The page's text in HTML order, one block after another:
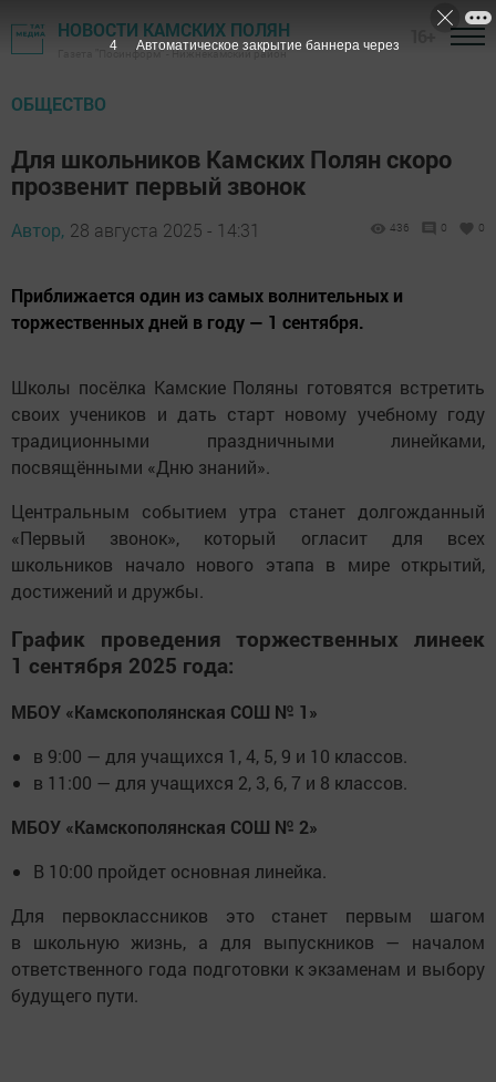
НОВОСТИ КАМСКИХ ПОЛЯН
Газета "Посинформ" - Нижнекамский район
ОБЩЕСТВО
Для школьников Камских Полян скоро
прозвенит первый звонок
Автор, 28 августа 2025 - 14:31 436 0 0
Приближается один из самых волнительных и
торжественных дней в году — 1 сентября.
Школы посёлка Камские Поляны готовятся встретить
своих учеников и дать старт новому учебному году
традиционными праздничными линейками,
посвящёнными «Дню знаний».
Центральным событием утра станет долгожданный
«Первый звонок», который огласит для всех
школьников начало нового этапа в мире открытий,
достижений и дружбы.
График проведения торжественных линеек
1 сентября 2025 года:
МБОУ «Камскополянская СОШ № 1»
в 9:00 — для учащихся 1, 4, 5, 9 и 10 классов.
в 11:00 — для учащихся 2, 3, 6, 7 и 8 классов.
МБОУ «Камскополянская СОШ № 2»
В 10:00 пройдет основная линейка.
Для первоклассников это станет первым шагом
в школьную жизнь, а для выпускников — началом
ответственного года подготовки к экзаменам и выбору
будущего пути.
3 Автоматическое закрытие баннера через